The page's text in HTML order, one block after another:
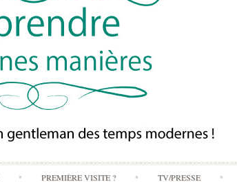
Skip
PREMIÈRE VISITE ? TV/PRESSE